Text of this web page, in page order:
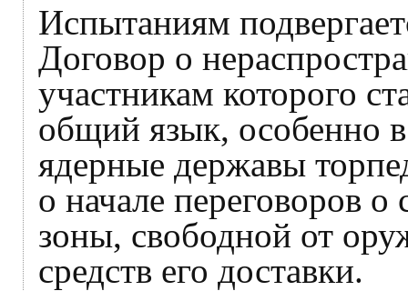
Испытаниям
Договор о
участникам которого
общий язык, особенно
ядерные державы
о начале переговоров
зоны, свободной от
средств его доставки.